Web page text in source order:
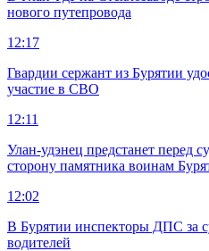
нового путепровода
12:17
Гвардии сержант из Бурятии
участие в СВО
12:11
Улан-удэнец предстанет перед
сторону памятника воинам
12:02
В Бурятии инспекторы ДПС за
водителей